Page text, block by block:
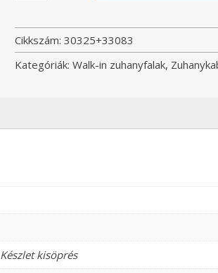
VI
100x80
zuhanyfal
Cikkszám: 30325+33083
Kategóriák: Walk-in zuhanyfalak,
Készlet kisöprés